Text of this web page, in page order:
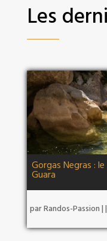
Les
Gorgas Negras :
Guara
parRandos-Passion | |